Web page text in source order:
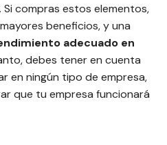
compras estos elementos,
beneficios, y una
adecuado en
debes tener en cuenta
en ningún tipo de empresa,
que tu empresa funcionará